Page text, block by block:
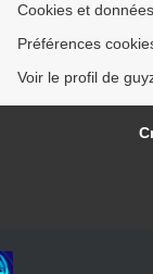
Cookies et
Préférences
Voir le profil de